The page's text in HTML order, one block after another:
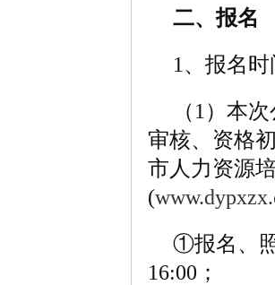
二、报名
1、报名
（1）本
审核、资格
市人力资源
(
①报名、
16:00；